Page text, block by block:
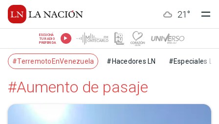
21 °
ESCUCHÁ
TU RADIO
PREFERIDA
#TerremotoEnVenezuela #Hacedores LN #Especiales LN
#Aumento de pasaje